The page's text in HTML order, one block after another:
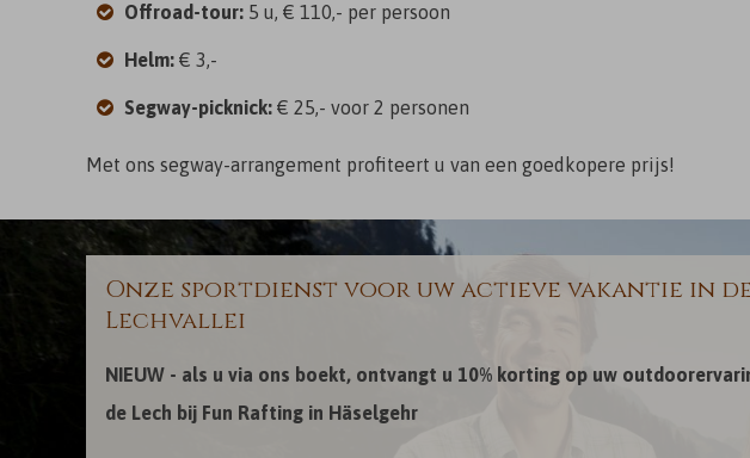
Offroad-tour: 5 u, € 110,- per persoon
Helm: € 3,-
Segway-picknick: € 25,- voor 2 personen
Met ons segway-arrangement profiteert u van een goedkopere prijs!
Onze sportdienst voor uw actieve vakantie in
Lechvallei
NIEUW - als u via ons boekt, ontvangt u 10% korting op uw
de Lech bij Fun Rafting in Häselgehr